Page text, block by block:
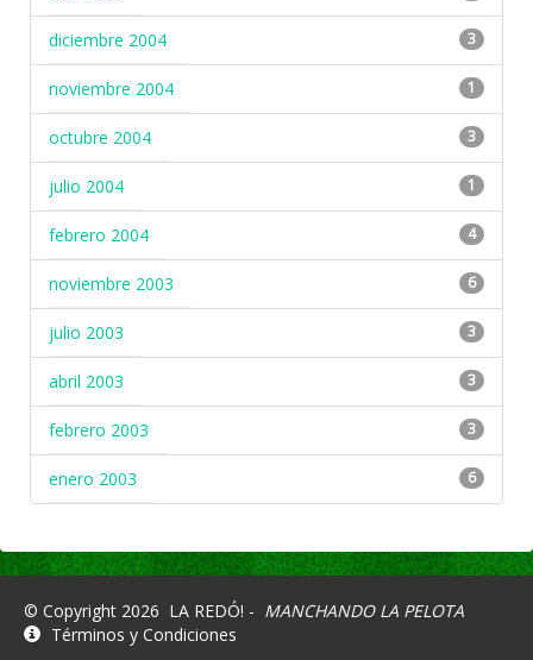
diciembre 2004 3
noviembre 2004 1
octubre 2004 3
julio 2004 1
febrero 2004 4
noviembre 2003 6
julio 2003 3
abril 2003 3
febrero 2003 3
enero 2003 6
© Copyright 2026 LA REDÓ! - MANCHANDO LA PELOTA
Términos y Condiciones